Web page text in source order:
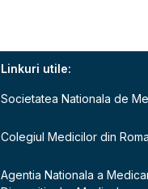
Linkuri utile:
Societatea Nationala de
Colegiul Medicilor din
Agentia Nationala a